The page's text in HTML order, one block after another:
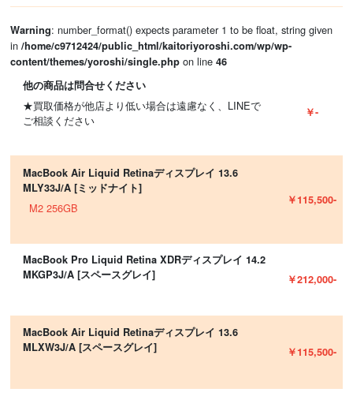
Warning: number_format() expects parameter 1 to be float, string given
in /home/c9712424/public_html/kaitoriyoroshi.com/wp/wp-
content/themes/yoroshi/single.phpon line 46
他の商品は問合せください
★買取価格が他店より低い場合は遠慮なく、LINEで
ご相談ください
￥-
MacBook Air Liquid Retinaディスプレイ 13.6
MLY33J/A [ミッドナイト]
M2 256GB
￥115,500-
MacBook Pro Liquid Retina XDRディスプレイ 14.2
MKGP3J/A [スペースグレイ]
￥212,000-
MacBook Air Liquid Retinaディスプレイ 13.6
MLXW3J/A [スペースグレイ]
￥115,500-